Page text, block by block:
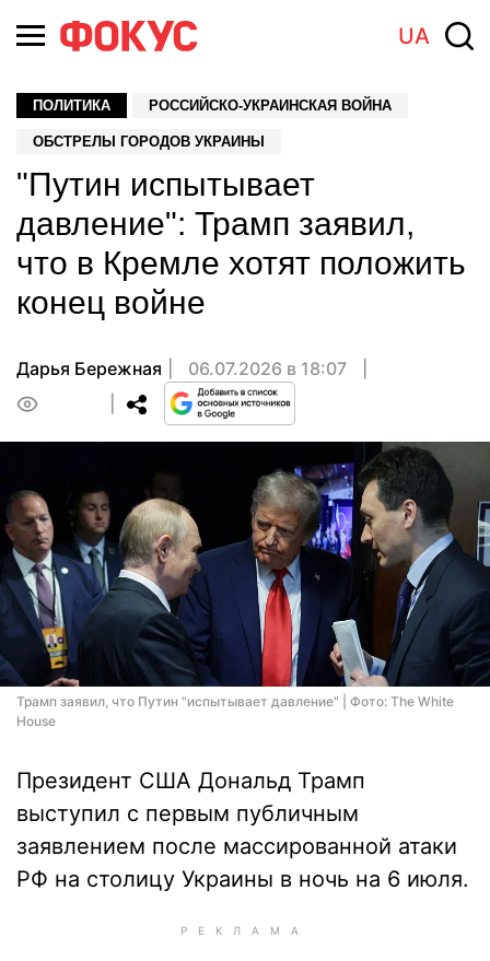
UA
ПОЛИТИКА РОССИЙСКО-УКРАИНСКАЯ ВОЙНА
ОБСТРЕЛЫ ГОРОДОВ УКРАИНЫ
"Путин испытывает
давление": Трамп заявил,
что в Кремле хотят положить
конец войне
Дарья Бережная
06.07.2026 в 18:07
Трамп заявил, что Путин "испытывает давление" | Фото: The White
House
Президент США Дональд Трамп
выступил с первым публичным
заявлением после массированной атаки
РФ на столицу Украины в ночь на 6 июля.